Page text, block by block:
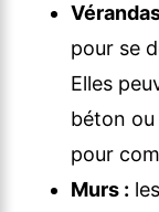
pour se
Elles
béton
pour
Murs :